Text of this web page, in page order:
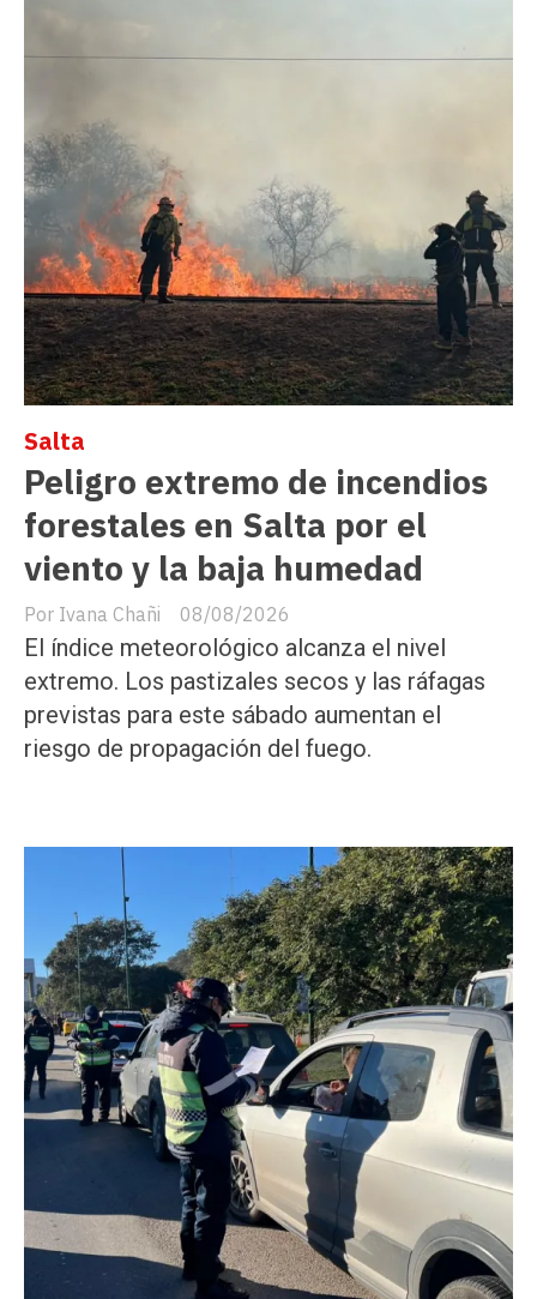
Peligro extremo de incendios
forestales en Salta por el
viento y la baja humedad
Ivana Chañi
Salta
08/08/2026
El índice meteorológico alcanza el nivel
extremo. Los pastizales secos y las ráfagas
previstas para este sábado aumentan el
riesgo de propagación del fuego.